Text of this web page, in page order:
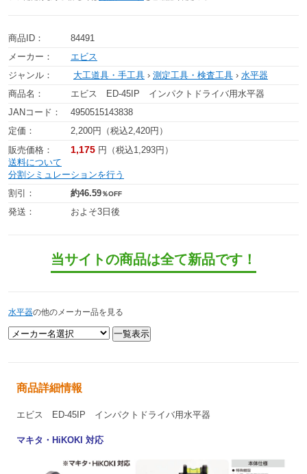
商品ID：
84491
メーカー：
エビス
ジャンル：
大工道具・手工具 › 測定工具・検査工具 › 水平器
商品名：
エビス ED-45IP インパクトドライバ用水平器
JANコード：
4950515143838
定価：
2,200円（税込2,420円）
販売価格：
1,175 円（税込1,293円）
送料について
分割シミュレーションを行う
割引：
約46.59％OFF
発送： およそ3日後
当サイトの商品は全て新品です！
水平器の他のメーカー品を見る
商品詳細情報
エビス ED-45IP インパクトドライバ用水平器
マキタ・HiKOKI 対応